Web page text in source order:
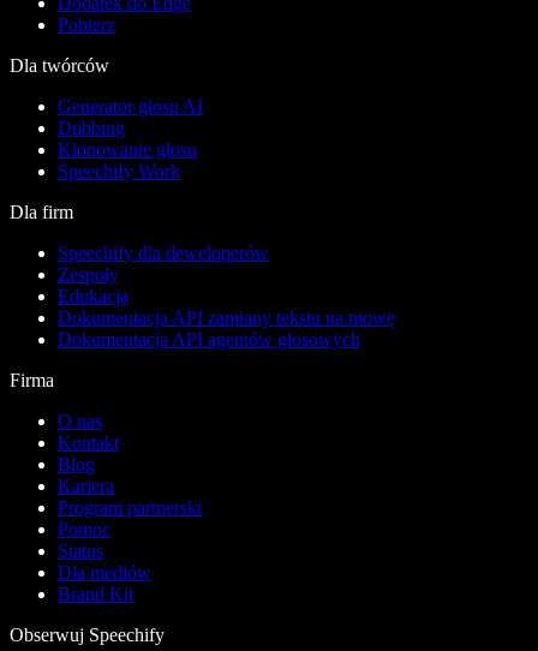
Pobierz
Dla twórców
Generator głosu AI
Dubbing
Klonowanie głosu
Speechify Work
Dla firm
Speechify dla deweloperów
Zespoły
Edukacja
Dokumentacja API zamiany tekstu na mowę
Dokumentacja API agentów głosowych
Firma
O nas
Kontakt
Blog
Kariera
Program partnerski
Pomoc
Status
Dla mediów
Brand Kit
Obserwuj Speechify